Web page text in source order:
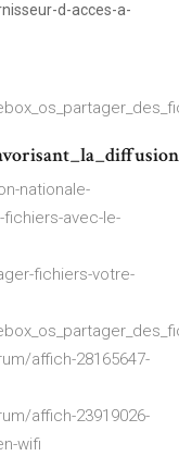
d-acces-a-
nationale-
avec-le-
fichiers-votre-
affich-28165647-
affich-23919026-
wifi